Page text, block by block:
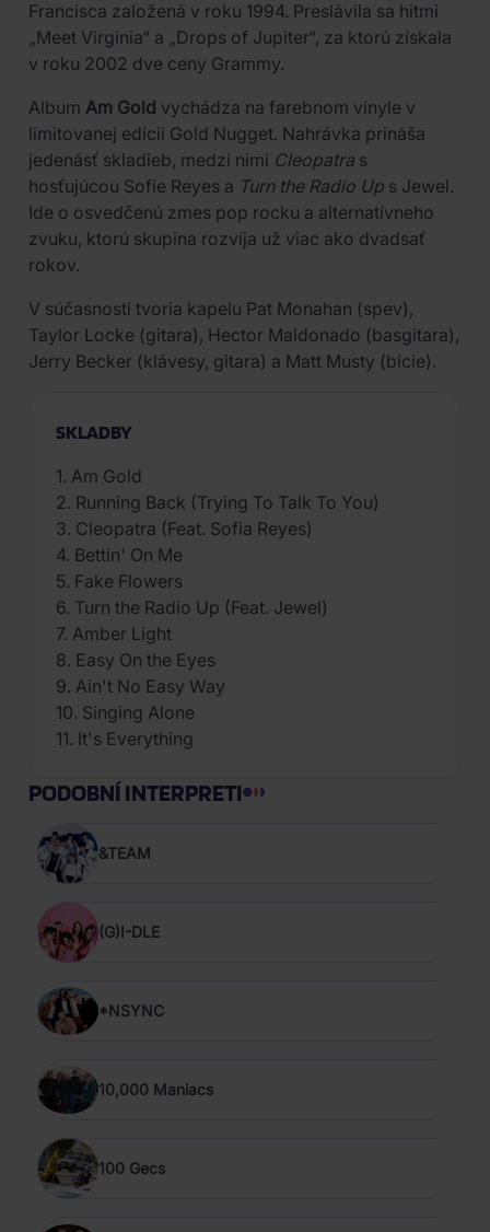
Francisca založená v roku 1994. Preslávila sa hitmi
„Meet Virginia“ a „Drops of Jupiter“, za ktorú získala
v roku 2002 dve ceny Grammy.
Album Am Gold vychádza na farebnom vinyle v
limitovanej edícii Gold Nugget. Nahrávka prináša
jedenásť skladieb, medzi nimi Cleopatra s
hosťujúcou Sofie Reyes a Turn the Radio Up s Jewel.
Ide o osvedčenú zmes pop rocku a alternatívneho
zvuku, ktorú skupina rozvíja už viac ako dvadsať
rokov.
V súčasnosti tvoria kapelu Pat Monahan (spev),
Taylor Locke (gitara), Hector Maldonado (basgitara),
Jerry Becker (klávesy, gitara) a Matt Musty (bicie).
SKLADBY
1. Am Gold
2. Running Back (Trying To Talk To You)
3. Cleopatra (Feat. Sofia Reyes)
4. Bettin' On Me
5. Fake Flowers
6. Turn the Radio Up (Feat. Jewel)
7. Amber Light
8. Easy On the Eyes
9. Ain't No Easy Way
10. Singing Alone
11. It's Everything
PODOBNÍ INTERPRETI
&TEAM
(G)I-DLE
*NSYNC
10,000 Maniacs
100 Gecs